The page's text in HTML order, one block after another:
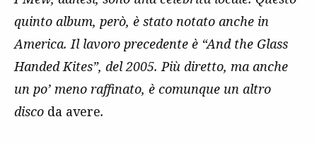
quinto album, però, è stato notato anche in
America. Il lavoro precedente è “And the Glass
Handed Kites”, del 2005. Più diretto, ma anche
un po’ meno raffinato, è comunque un altro
disco da avere.